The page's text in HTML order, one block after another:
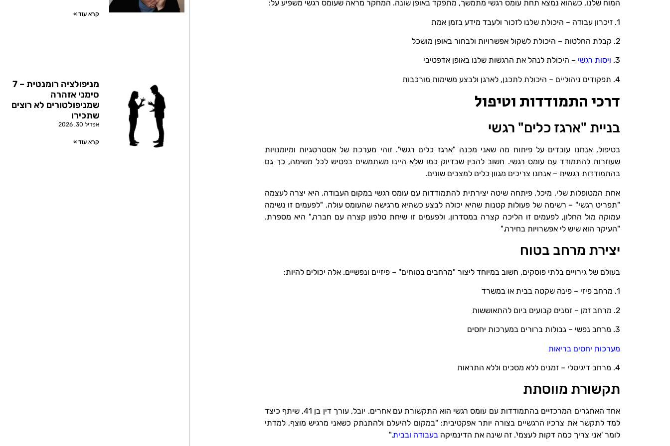
המוח שלנו, כשהוא נמצא תחת עומס רגשי מתמשך, מתפקד באופן שונה. המחקר מראה שעומס רגשי משפיע על:
1. זיכרון עבודה – היכולת שלנו לזכור ולעבד מידע בזמן אמת
2. קבלת החלטות – היכולת לשקול אפשרויות ולבחור באופן מושכל
3. ויסות רגשי – היכולת לנהל את הרגשות שלנו באופן אדפטיבי
4. תפקודים ניהוליים – היכולת לתכנן, לארגן ולבצע משימות מורכבות
דרכי התמודדות וטיפול
בניית "ארגז כלים" רגשי
בטיפול, אנחנו עובדים על פיתוח מה שאני מכנה "ארגז כלים רגשי". זוהי מערכת של אסטרטגיות ומיומנויות
שעוזרות להתמודד עם עומס רגשי. חשוב להבין שבדיוק כמו שלא היינו משתמשים בפטיש לכל משימה, כך גם
בהתמודדות רגשית – אנחנו צריכים מגוון כלים למצבים שונים.
אחת המטופלות שלי, מיכל, פיתחה שיטה יצירתית להתמודדות עם עומס רגשי במקום העבודה. היא יצרה לעצמה
"תפריט רגשי" – רשימה של פעולות קטנות שהיא יכולה לבצע כשהיא מרגישה שהעומס עולה. "לפעמים זו נשימה
עמוקה מול החלון, לפעמים זו הליכה קצרה במסדרון, ולפעמים זו שיחת טלפון קצרה עם חברה," היא מספרת.
"העיקר הוא שיש לי אפשרויות בחירה."
יצירת מרחב בטוח
בעולם של גירויים בלתי פוסקים, חשוב במיוחד ליצור "מרחבים בטוחים" – פיזיים ונפשיים. אלה יכולים להיות:
1. מרחב פיזי – פינה שקטה בבית או במשרד
2. מרחב זמן – זמנים קבועים ביום להתאוששות
3. מרחב נפשי – גבולות ברורים במערכות יחסים
מערכות יחסים בריאות
4. מרחב דיגיטלי – זמנים ללא מסכים וללא התראות
תקשורת מווסתת
אחד האתגרים המרכזיים בהתמודדות עם עומס רגשי הוא התקשורת עם אחרים. יובל, עורך דין בן 41, שיתף כיצד
למד לתקשר את צרכיו הרגשיים בצורה יותר אפקטיבית: "במקום להיעלם ולהתנתק כשאני מרגיש מוצף, למדתי
לומר 'אני צריך כמה דקות לעצמי'. זה שינה את הדינמיקהבעבודה ובבית."
קרא עוד »
מניפולציה רומנטית – 7
סימני אזהרה
שמניפולטורים לא רוצים
שתכירו
אפריל 30, 2026
קרא עוד »